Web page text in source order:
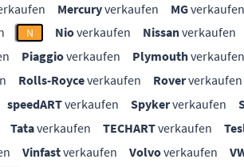
Mercuryverkaufen MGverkaufen
N Nioverkaufen Nissanverkaufen
Piaggioverkaufen Plymouthverkaufen
Rolls-Royceverkaufen Roververkaufen
speedARTverkaufen Spykerverkaufen
Tataverkaufen TECHARTverkaufen
Vinfastverkaufen Volvoverkaufen